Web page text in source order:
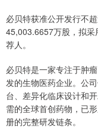
必贝特获准公开发行不
45,003.6657万股，拟采
荐人。
必贝特是一家专注于肿
发的生物医药企业。公
台、差异化临床设计和
需的全球首创药物，已
册的完整研发链条。